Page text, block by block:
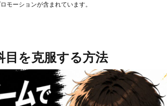
モーションが含まれています。
目を克服する方法